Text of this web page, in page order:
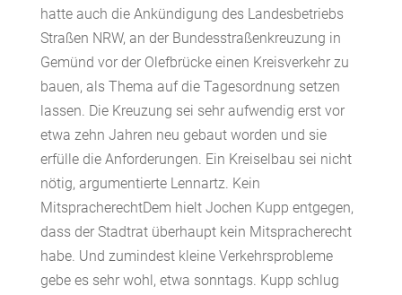
hatte auch die Ankündigung des Landesbetriebs
Straßen NRW, an der Bundesstraßenkreuzung in
Gemünd vor der Olefbrücke einen Kreisverkehr zu
bauen, als Thema auf die Tagesordnung setzen
lassen. Die Kreuzung sei sehr aufwendig erst vor
etwa zehn Jahren neu gebaut worden und sie
erfülle die Anforderungen. Ein Kreiselbau sei nicht
nötig, argumentierte Lennartz. Kein
MitspracherechtDem hielt Jochen Kupp entgegen,
dass der Stadtrat überhaupt kein Mitspracherecht
habe. Und zumindest kleine Verkehrsprobleme
gebe es sehr wohl, etwa sonntags. Kupp schlug